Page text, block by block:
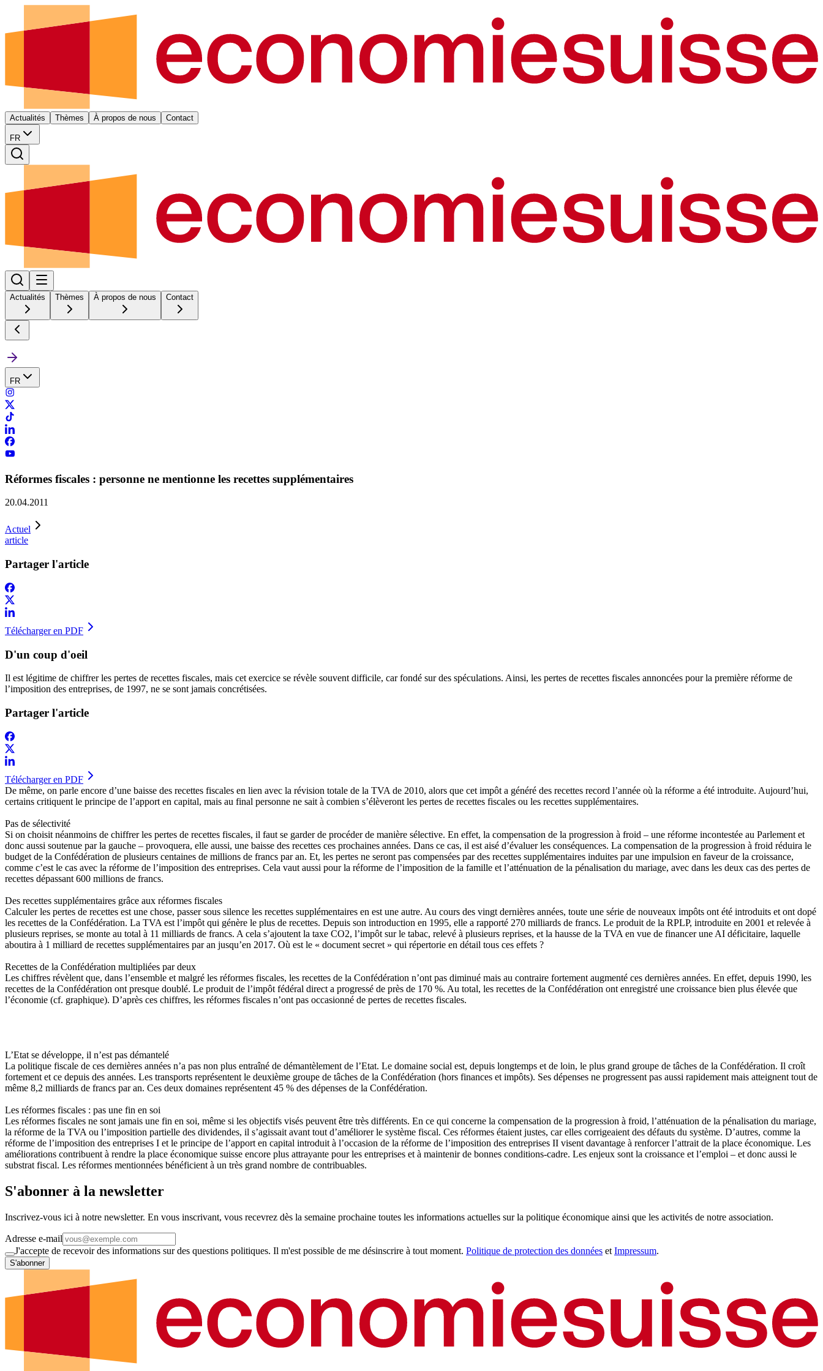
Actualités Thèmes À propos de nous Contact
FR
Actualités Thèmes À propos de nous Contact
FR
Réformes fiscales : personne ne mentionne les recettes supplémentaires
20.04.2011
Actuel
article
Partager l'article
Télécharger en PDF
D'un coup d'oeil
Il est légitime de chiffrer les pertes de recettes fiscales, mais cet exercice se révèle souvent difficile, car fondé sur des spéculations. Ainsi, les pertes de recettes fiscales annoncées pour la première réforme de
l’imposition des entreprises, de 1997, ne se sont jamais concrétisées.
Partager l'article
Télécharger en PDF
De même, on parle encore d’une baisse des recettes fiscales en lien avec la révision totale de la TVA de 2010, alors que cet impôt a généré des recettes record l’année où la réforme a été introduite. Aujourd’hui,
certains critiquent le principe de l’apport en capital, mais au final personne ne sait à combien s’élèveront les pertes de recettes fiscales ou les recettes supplémentaires. ​
Pas de sélectivité
Si on choisit néanmoins de chiffrer les pertes de recettes fiscales, il faut se garder de procéder de manière sélective. En effet, la compensation de la progression à froid – une réforme incontestée au Parlement et
donc aussi soutenue par la gauche – provoquera, elle aussi, une baisse des recettes ces prochaines années. Dans ce cas, il est aisé d’évaluer les conséquences. La compensation de la progression à froid réduira le
budget de la Confédération de plusieurs centaines de millions de francs par an. Et, les pertes ne seront pas compensées par des recettes supplémentaires induites par une impulsion en faveur de la croissance,
comme c’est le cas avec la réforme de l’imposition des entreprises. Cela vaut aussi pour la réforme de l’imposition de la famille et l’atténuation de la pénalisation du mariage, avec dans les deux cas des pertes de
recettes dépassant 600 millions de francs.
Des recettes supplémentaires grâce aux réformes fiscales
Calculer les pertes de recettes est une chose, passer sous silence les recettes supplémentaires en est une autre. Au cours des vingt dernières années, toute une série de nouveaux impôts ont été introduits et ont dopé
les recettes de la Confédération. La TVA est l’impôt qui génère le plus de recettes. Depuis son introduction en 1995, elle a rapporté 270 milliards de francs. Le produit de la RPLP, introduite en 2001 et relevée à
plusieurs reprises, se monte au total à 11 milliards de francs. A cela s’ajoutent la taxe CO2, l’impôt sur le tabac, relevé à plusieurs reprises, et la hausse de la TVA en vue de financer une AI déficitaire, laquelle
aboutira à 1 milliard de recettes supplémentaires par an jusqu’en 2017. Où est le « document secret » qui répertorie en détail tous ces effets ?
Recettes de la Confédération multipliées par deux
Les chiffres révèlent que, dans l’ensemble et malgré les réformes fiscales, les recettes de la Confédération n’ont pas diminué mais au contraire fortement augmenté ces dernières années. En effet, depuis 1990, les
recettes de la Confédération ont presque doublé. Le produit de l’impôt fédéral direct a progressé de près de 170 %. Au total, les recettes de la Confédération ont enregistré une croissance bien plus élevée que
l’économie (cf. graphique). D’après ces chiffres, les réformes fiscales n’ont pas occasionné de pertes de recettes fiscales.
L’Etat se développe, il n’est pas démantelé
La politique fiscale de ces dernières années n’a pas non plus entraîné de démantèlement de l’Etat. Le domaine social est, depuis longtemps et de loin, le plus grand groupe de tâches de la Confédération. Il croît
fortement et ce depuis des années. Les transports représentent le deuxième groupe de tâches de la Confédération (hors finances et impôts). Ses dépenses ne progressent pas aussi rapidement mais atteignent tout de
même 8,2 milliards de francs par an. Ces deux domaines représentent 45 % des dépenses de la Confédération.
Les réformes fiscales : pas une fin en soi
Les réformes fiscales ne sont jamais une fin en soi, même si les objectifs visés peuvent être très différents. En ce qui concerne la compensation de la progression à froid, l’atténuation de la pénalisation du mariage,
la réforme de la TVA ou l’imposition partielle des dividendes, il s’agissait avant tout d’améliorer le système fiscal. Ces réformes étaient justes, car elles corrigeaient des défauts du système. D’autres, comme la
réforme de l’imposition des entreprises I et le principe de l’apport en capital introduit à l’occasion de la réforme de l’imposition des entreprises II visent davantage à renforcer l’attrait de la place économique. Les
améliorations contribuent à rendre la place économique suisse encore plus attrayante pour les entreprises et à maintenir de bonnes conditions-cadre. Les enjeux sont la croissance et l’emploi – et donc aussi le
substrat fiscal. Les réformes mentionnées bénéficient à un très grand nombre de contribuables.
S'abonner à la newsletter
Inscrivez-vous ici à notre newsletter. En vous inscrivant, vous recevrez dès la semaine prochaine toutes les informations actuelles sur la politique économique ainsi que les activités de notre association.
Adresse e-mail
J'accepte de recevoir des informations sur des questions politiques. Il m'est possible de me désinscrire à tout moment. Politique de protection des données et Impressum.
S'abonner